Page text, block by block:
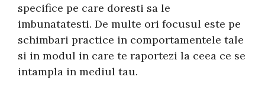
specifice pe care doresti sa le
imbunatatesti. De multe ori focusul este pe
schimbari practice in comportamentele tale
si in modul in care te raportezi la ceea ce se
intampla in mediul tau.